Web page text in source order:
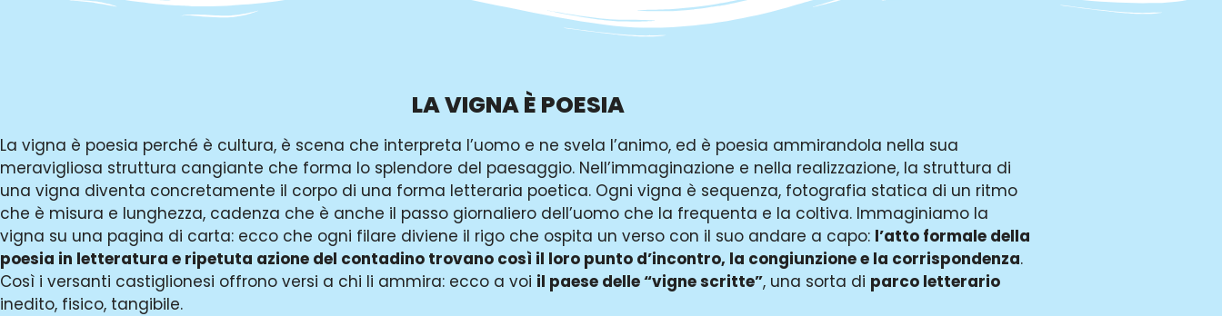
LA VIGNA È POESIA
La vigna è poesia perché è cultura, è scena che interpreta l’uomo e ne svela l’animo, ed è poesia ammirandola nella sua
meravigliosa struttura cangiante che forma lo splendore del paesaggio. Nell’immaginazione e nella realizzazione, la struttura di
una vigna diventa concretamente il corpo di una forma letteraria poetica. Ogni vigna è sequenza, fotografia statica di un ritmo
che è misura e lunghezza, cadenza che è anche il passo giornaliero dell’uomo che la frequenta e la coltiva. Immaginiamo la
vigna su una pagina di carta: ecco che ogni filare diviene il rigo che ospita un verso con il suo andare a capo: l’atto formale della
poesia in letteratura e ripetuta azione del contadino trovano così il loro punto d’incontro, la congiunzione e la corrispondenza.
Così i versanti castiglionesi offrono versi a chi li ammira: ecco a voi il paese delle “vigne scritte”, una sorta di parco letterario
inedito, fisico, tangibile.